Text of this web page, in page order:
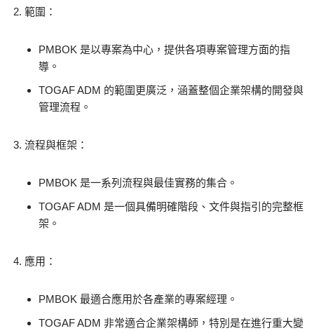
範圍：
PMBOK 是以專案為中心，提供各項專案管理方面的指
導。
TOGAF ADM 的範圍更廣泛，涵蓋整個企業架構的開發與
管理流程。
流程與框架：
PMBOK 是一系列流程與最佳實務的集合。
TOGAF ADM 是一個具備明確階段、文件與指引的完整框
架。
應用：
PMBOK 最適合應用於各產業的專案經理。
TOGAF ADM 非常適合企業架構師，特別是在進行重大變